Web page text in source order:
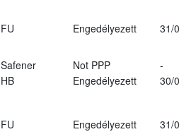
FU Engedélyezett 31/
Safener Not PPP
-
HB Engedélyezett
30/
FU Engedélyezett 31/